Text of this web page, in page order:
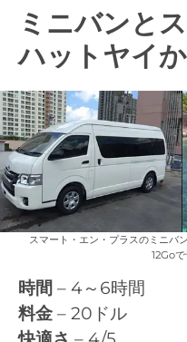
ミニバンと
ハットヤイ
スマート・エン・プラスのミニバ
12Goで
時間 – 4～6時間
料金 – 20ドル